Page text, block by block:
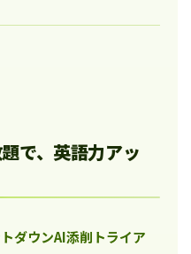
で、英語力アッ
ダウンAI添削トライア